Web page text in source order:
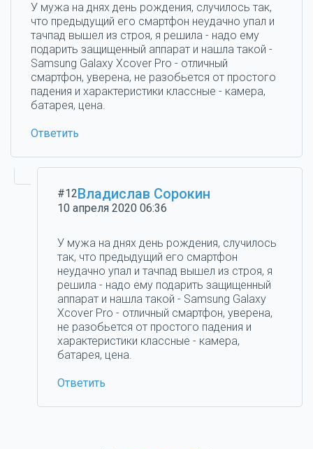
У мужа на днях день рождения, случилось так,
что предыдущий его смартфон неудачно упал и
тачпад вышел из строя, я решила - надо ему
подарить защищенный аппарат и нашла такой -
Samsung Galaxy Xcover Pro - отличный
смартфон, уверена, не разобьется от простого
падения и характеристики классные - камера,
батарея, цена.
Ответить
#12Владислав Сорокин
10 апреля 2020 06:36
У мужа на днях день рождения, случилось
так, что предыдущий его смартфон
неудачно упал и тачпад вышел из строя, я
решила - надо ему подарить защищенный
аппарат и нашла такой - Samsung Galaxy
Xcover Pro - отличный смартфон, уверена,
не разобьется от простого падения и
характеристики классные - камера,
батарея, цена.
Ответить